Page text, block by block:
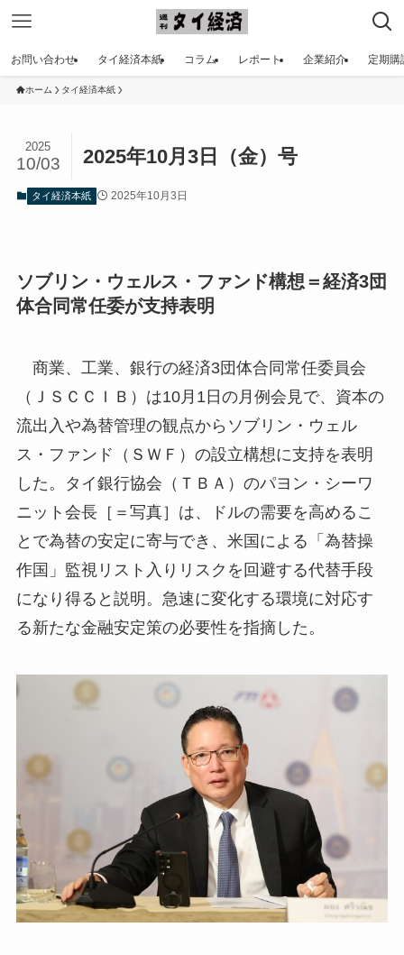
お問い合わせ タイ経済本紙 コラム レポート 企業紹介 定期購
ホーム タイ経済本紙
2025年10月3日（金）号
2025
10/03
タイ経済本紙 2025年10月3日
ソブリン・ウェルス・ファンド構想＝経済3団
体合同常任委が支持表明
商業、工業、銀行の経済3団体合同常任委員会
（ＪＳＣＣＩＢ）は10月1日の月例会見で、資本の
流出入や為替管理の観点からソブリン・ウェル
ス・ファンド（ＳＷＦ）の設立構想に支持を表明
した。タイ銀行協会（ＴＢＡ）のパヨン・シーワ
ニット会長［＝写真］は、ドルの需要を高めるこ
とで為替の安定に寄与でき、米国による「為替操
作国」監視リスト入りリスクを回避する代替手段
になり得ると説明。急速に変化する環境に対応す
る新たな金融安定策の必要性を指摘した。